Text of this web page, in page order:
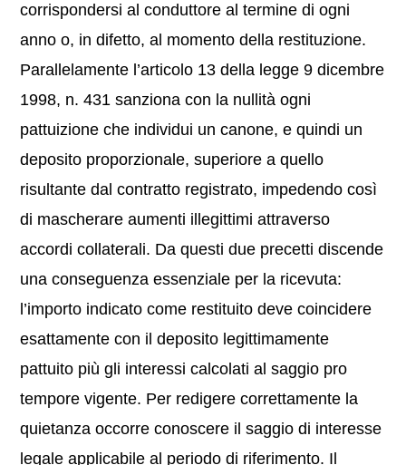
corrispondersi al conduttore al termine di ogni
anno o, in difetto, al momento della restituzione.
Parallelamente l’articolo 13 della legge 9 dicembre
1998, n. 431 sanziona con la nullità ogni
pattuizione che individui un canone, e quindi un
deposito proporzionale, superiore a quello
risultante dal contratto registrato, impedendo così
di mascherare aumenti illegittimi attraverso
accordi collaterali. Da questi due precetti discende
una conseguenza essenziale per la ricevuta:
l’importo indicato come restituito deve coincidere
esattamente con il deposito legittimamente
pattuito più gli interessi calcolati al saggio pro
tempore vigente. Per redigere correttamente la
quietanza occorre conoscere il saggio di interesse
legale applicabile al periodo di riferimento. Il